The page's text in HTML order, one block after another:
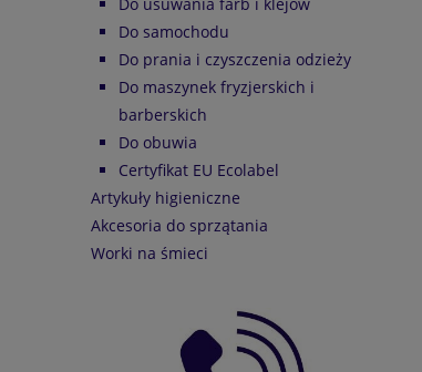
Do samochodu
Do prania i czyszczenia odzieży
Do maszynek fryzjerskich i
barberskich
Do obuwia
Certyfikat EU Ecolabel
Artykuły higieniczne
Akcesoria do sprzątania
Worki na śmieci